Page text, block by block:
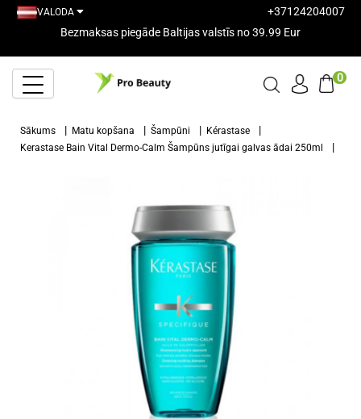
VALODA
+37124204007
Bezmaksas piegāde Baltijas valstīs no 39.99 Eur
0
Sākums Matu kopšana Šampūni
Kérastase
Kerastase Bain Vital Dermo-Calm Šampūns jutīgai galvas ādai 250ml